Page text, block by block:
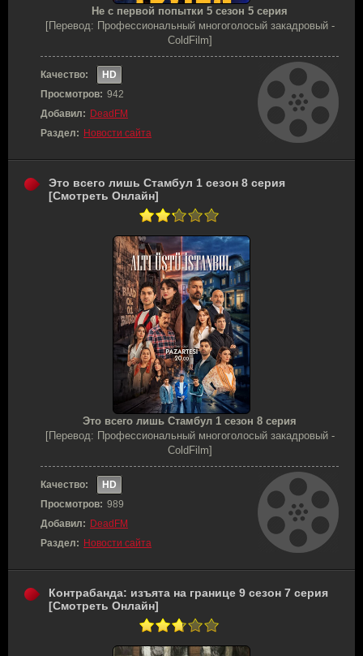
Не с первой попытки 5 сезон 5 серия
[Перевод: Профессиональный многоголосый закадровый -
ColdFilm]
Качество:
HD
Просмотров: 942
Добавил: DeadFM
Раздел: Новости сайта
Это всего лишь Стамбул 1 сезон 8 серия
[Смотреть Онлайн]
Это всего лишь Стамбул 1 сезон 8 серия
[Перевод: Профессиональный многоголосый закадровый -
ColdFilm]
Качество:
HD
Просмотров: 989
Добавил: DeadFM
Раздел: Новости сайта
Контрабанда: изъята на границе 9 сезон 7 серия
[Смотреть Онлайн]